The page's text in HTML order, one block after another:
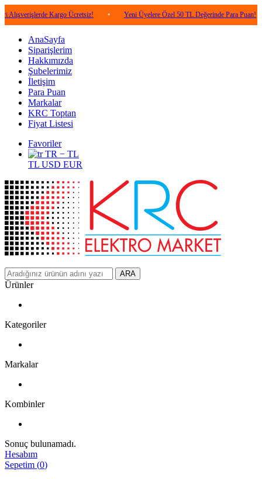
Kargo Ücretsiz! • Yeni Üyelere Özel 50 TL Değerinde Para Puan! •
AnaSayfa
Siparişlerim
Hakkımızda
Şubelerimiz
İletişim
Para Puan
Markalar
KRC Toptan
Fiyat Listesi
Favoriler
TR − TL
TL USD EUR
ARA
Ürünler
Kategoriler
Markalar
Kombinler
Sonuç bulunamadı.
Hesabım
Sepetim (0)